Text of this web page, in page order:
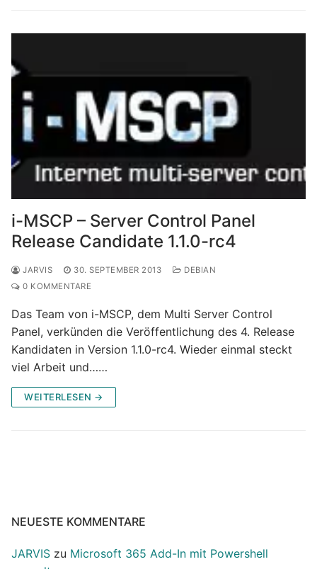
i-MSCP – Server Control Panel
Release Candidate 1.1.0-rc4
JARVIS 30. SEPTEMBER 2013
DEBIAN
0 KOMMENTARE
Das Team von i-MSCP, dem Multi Server Control
Panel, verkünden die Veröffentlichung des 4. Release
Kandidaten in Version 1.1.0-rc4. Wieder einmal steckt
viel Arbeit und……
WEITERLESEN →
NEUESTE KOMMENTARE
JARVIS zu Microsoft 365 Add-In mit Powershell